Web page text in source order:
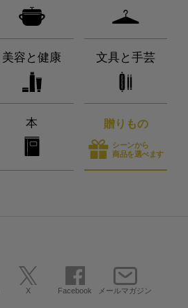
美容と健康 文具と手芸
本 贈りもの
シーンから
商品を選べます
X Facebook メールマガジン